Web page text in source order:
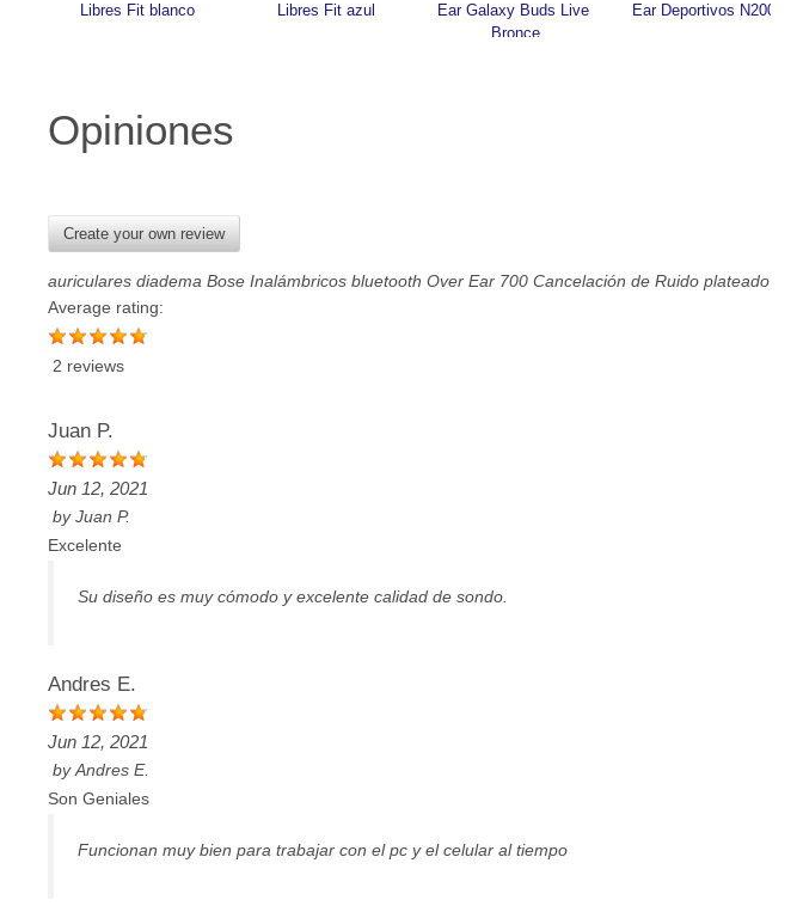
Libres Fit blanco
Libres Fit azul
Ear Galaxy Buds Live
Bronce
Ear Deportivos N200
Opiniones
Create your own review
auriculares diadema Bose Inalámbricos bluetooth Over Ear 700 Cancelación de Ruido plateado
Average rating:
2 reviews
Juan P.
Jun 12, 2021
byJuan P.
Excelente
Su diseño es muy cómodo y excelente calidad de sondo.
Andres E.
Jun 12, 2021
byAndres E.
Son Geniales
Funcionan muy bien para trabajar con el pc y el celular al tiempo